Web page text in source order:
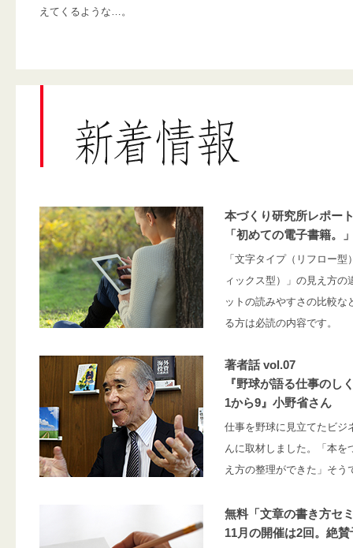
えてくるような…。
本づくり研究所レポー
「初めての電子書籍。
「文字タイプ（リフロー
ィックス型）」の見え方の
ットの読みやすさの比較な
る方は必読の内容です。
著者話 vol.07
『野球が語る仕事のし
1から9』小野省さん
仕事を野球に見立てたビジ
んに取材しました。「本を
え方の整理ができた」そう
無料「文章の書き方セ
11月の開催は2回。絶